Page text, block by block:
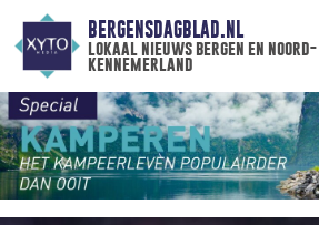
BERGENSDAGBLAD.NL
lokaal nieuws bergen en noord-
kennemerland